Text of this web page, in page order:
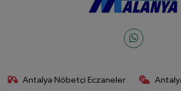
Antalya Nöbetçi Eczaneler